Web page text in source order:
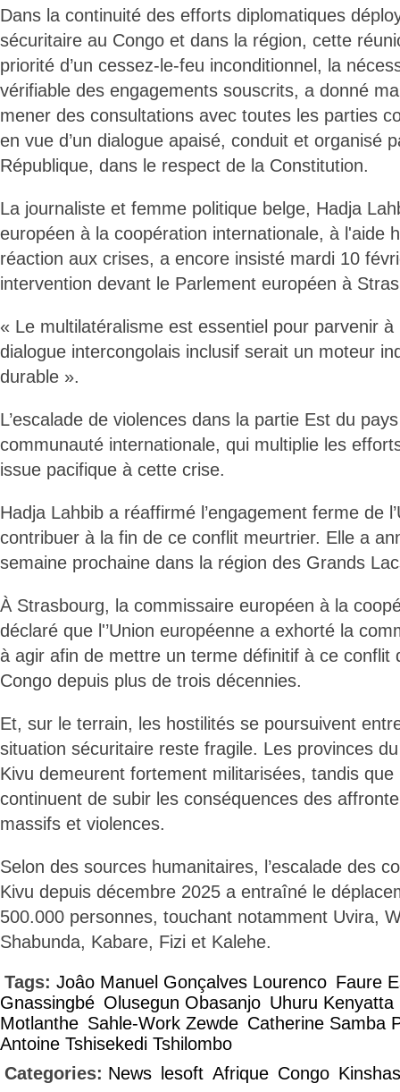
Dans la continuité des efforts diplomatiques
sécuritaire au Congo et dans la région, cette
priorité d’un cessez-le-feu inconditionnel, la
vérifiable des engagements souscrits, a donné
mener des consultations avec toutes les parties
en vue d’un dialogue apaisé, conduit et organisé
République, dans le respect de la Constitution.
La journaliste et femme politique belge, Hadja
européen à la coopération internationale, à l'aide
réaction aux crises, a encore insisté mardi 10
intervention devant le Parlement européen à
« Le multilatéralisme est essentiel pour parvenir
dialogue intercongolais inclusif serait un moteur
durable ».
L’escalade de violences dans la partie Est du
communauté internationale, qui multiplie les
issue pacifique à cette crise.
Hadja Lahbib a réaffirmé l’engagement ferme de
contribuer à la fin de ce conflit meurtrier. Elle a
semaine prochaine dans la région des Grands
À Strasbourg, la commissaire européen à la
déclaré que l'’Union européenne a exhorté la
à agir afin de mettre un terme définitif à ce conflit
Congo depuis plus de trois décennies.
Et, sur le terrain, les hostilités se poursuivent
situation sécuritaire reste fragile. Les provinces
Kivu demeurent fortement militarisées, tandis que
continuent de subir les conséquences des
massifs et violences.
Selon des sources humanitaires, l’escalade des
Kivu depuis décembre 2025 a entraîné le
500.000 personnes, touchant notamment Uvira,
Shabunda, Kabare, Fizi et Kalehe.
Tags: Joâo Manuel Gonçalves Lourenco Faure
Gnassingbé Olusegun Obasanjo Uhuru Kenyatta
Motlanthe Sahle-Work Zewde Catherine Samba
Antoine Tshisekedi Tshilombo
Categories: News lesoft Afrique Congo